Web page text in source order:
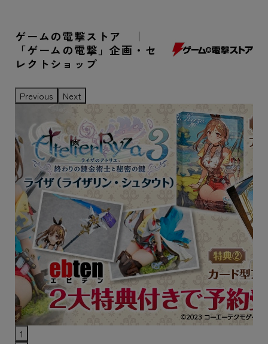
ゲームの電撃ストア ｜
「ゲームの電撃」企画・セ
レクトショップ
Previous Next
1